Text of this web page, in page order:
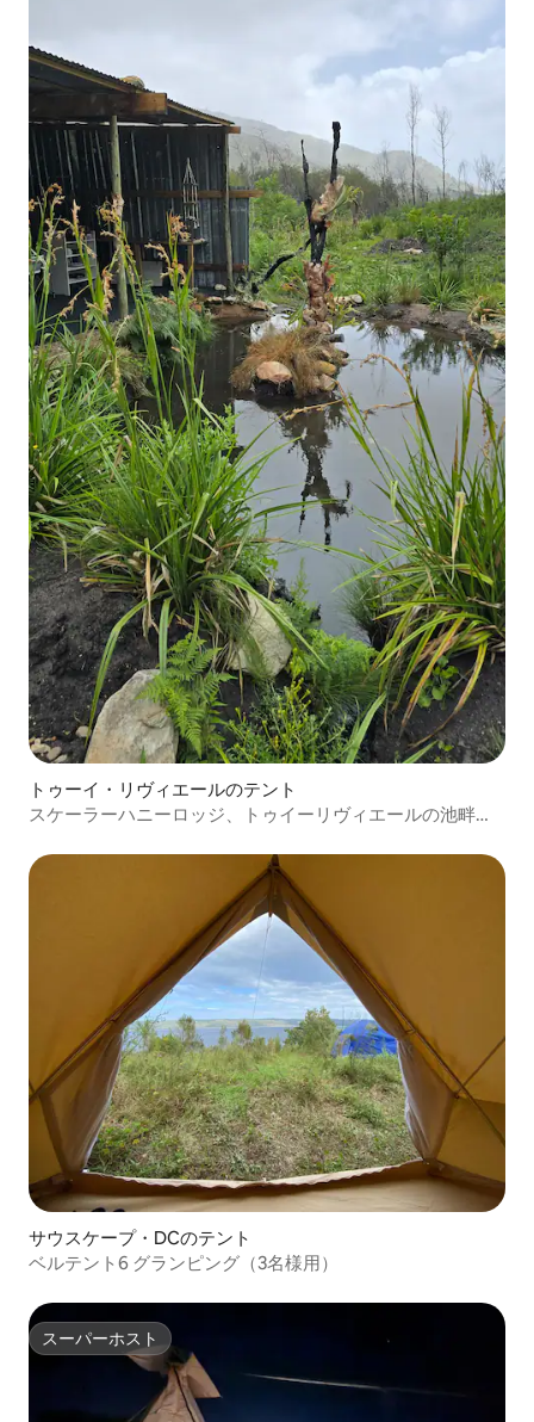
トゥーイ・リヴィエールのテント
スケーラーハニーロッジ、トゥイーリヴィエールの池畔グ
サウスケープ・DCのテント
ベルテント6 グランピング（3名様用）
スーパーホスト
スーパーホスト